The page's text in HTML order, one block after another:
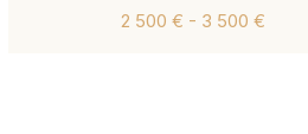
2 500 € - 3 500 €